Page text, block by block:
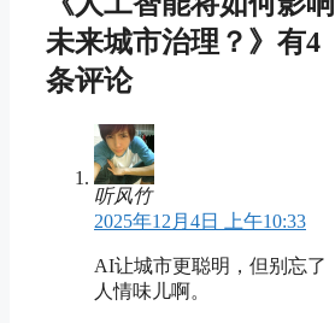
未来城市治理？》有4
条评论
听风竹
2025年12月4日 上午10:33
AI让城市更聪明，但别忘了
人情味儿啊。